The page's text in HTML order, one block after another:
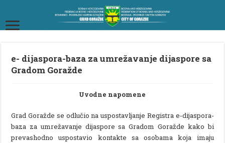
e- dijaspora-baza za umrežavanje dijaspore sa
Gradom Goražde
Uvodne napomene
Grad Goražde se odlučio na uspostavljanje Registra e-dijaspora-
baza za umrežavanje dijaspore sa Gradom Goražde kako bi
prevashodno uspostavio kontakte sa osobama koja imaju